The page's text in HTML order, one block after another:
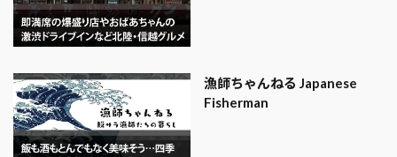
漁師ちゃんねる Japanese
Fisherman